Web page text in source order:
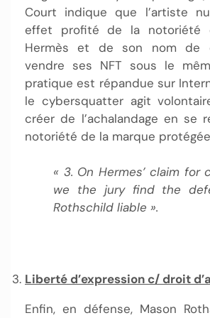
Court indique que l’artiste
effet profité de la notoriété
Hermès et de son nom de
vendre ses NFT sous le
pratique est répandue sur
le cybersquatter agit
créer de l’achalandage en se
notoriété de la marque
« 3. On Hermes’ claim for
we the jury find the
Rothschild liable ».
Liberté d’expression c/ droit
Enfin, en défense, Mason